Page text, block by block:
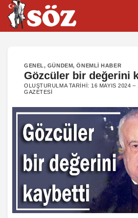
İçeriğe
atla
GENEL, GÜNDEM,ÖNEMLI HABER
Gözcüler bir değerini
OLUŞTURULMA TARIHI: 16 MAYIS 2024 –
GAZETESI